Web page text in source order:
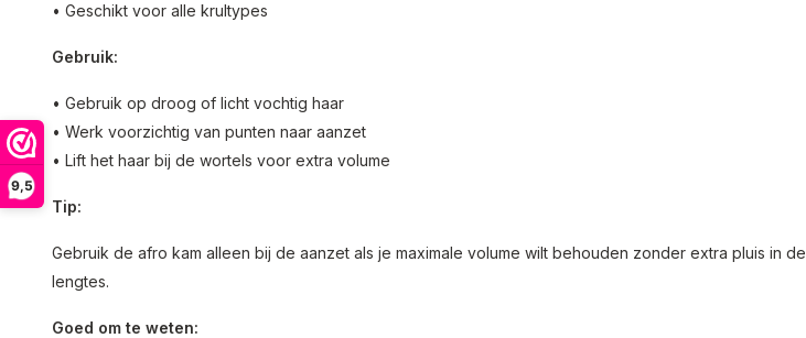
9,5
• Geschikt voor alle krultypes
Gebruik:
• Gebruik op droog of licht vochtig haar
• Werk voorzichtig van punten naar aanzet
• Lift het haar bij de wortels voor extra volume
Tip:
Gebruik de afro kam alleen bij de aanzet als je maximale volume wilt behouden zonder extra pluis in de
lengtes.
Goed om te weten: